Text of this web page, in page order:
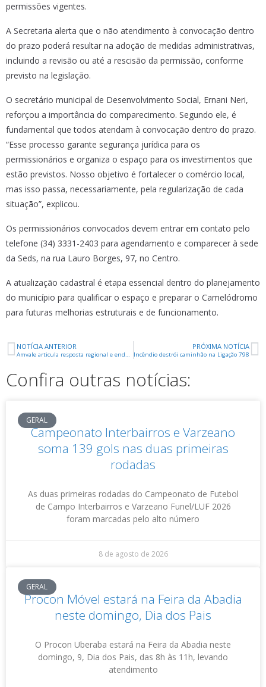
permissões vigentes.
A Secretaria alerta que o não atendimento à convocação dentro
do prazo poderá resultar na adoção de medidas administrativas,
incluindo a revisão ou até a rescisão da permissão, conforme
previsto na legislação.
O secretário municipal de Desenvolvimento Social, Ernani Neri,
reforçou a importância do comparecimento. Segundo ele, é
fundamental que todos atendam à convocação dentro do prazo.
“Esse processo garante segurança jurídica para os
permissionários e organiza o espaço para os investimentos que
estão previstos. Nosso objetivo é fortalecer o comércio local,
mas isso passa, necessariamente, pela regularização de cada
situação”, explicou.
Os permissionários convocados devem entrar em contato pelo
telefone (34) 3331-2403 para agendamento e comparecer à sede
da Seds, na rua Lauro Borges, 97, no Centro.
A atualização cadastral é etapa essencial dentro do planejamento
do município para qualificar o espaço e preparar o Camelódromo
para futuras melhorias estruturais e de funcionamento.
NOTÍCIA ANTERIOR
Amvale articula resposta regional e endurece fiscalização diante da alta dos combustíveis
PRÓXIMA NOTÍCIA
Incêndio destrói caminhão na Ligação 798
Confira outras notícias:
GERAL
Campeonato Interbairros e Varzeano
soma 139 gols nas duas primeiras
rodadas
As duas primeiras rodadas do Campeonato de Futebol
de Campo Interbairros e Varzeano Funel/LUF 2026
foram marcadas pelo alto número
8 de agosto de 2026
GERAL
Procon Móvel estará na Feira da Abadia
neste domingo, Dia dos Pais
O Procon Uberaba estará na Feira da Abadia neste
domingo, 9, Dia dos Pais, das 8h às 11h, levando
atendimento